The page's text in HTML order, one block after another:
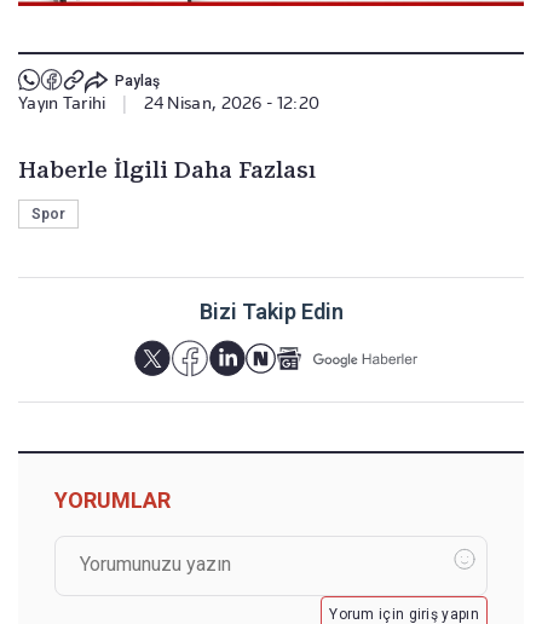
Paylaş
Yayın Tarihi | 24 Nisan, 2026 - 12:20
Haberle İlgili Daha Fazlası
Spor
Bizi Takip Edin
YORUMLAR
Yorum için giriş yapın